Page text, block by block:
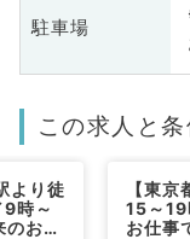
駐車場
この求人と
より徒
時～
お仕
【東
15～19
お仕事